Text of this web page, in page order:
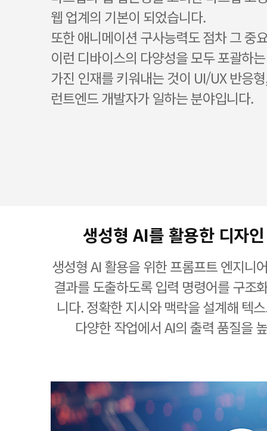
웹 업계의 기본이 되었습니다.
또한 애니메이션 구사능력도 점차 그 중
이런 디바이스의 다양성을 모두 포괄하
가진 인재를 키워내는 것이 UI/UX 반응
런트엔드 개발자가 일하는 분야입니다.
생성형 AI를 활용한 디자
생성형 AI 활용을 위한 프롬프트 엔지니
결과를 도출하도록 입력 명령어를 구조
니다. 정확한 지시와 맥락을 설계해 텍
다양한 작업에서 AI의 출력 품질을